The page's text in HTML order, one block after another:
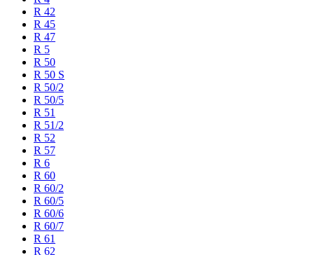
R 42
R 45
R 47
R 5
R 50
R 50 S
R 50/2
R 50/5
R 51
R 51/2
R 52
R 57
R 6
R 60
R 60/2
R 60/5
R 60/6
R 60/7
R 61
R 62